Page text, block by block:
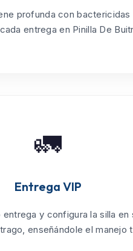
profunda con bactericidas
entrega en Pinilla De
🚛
Entrega VIP
y configura la silla en
, enseñándole el manejo